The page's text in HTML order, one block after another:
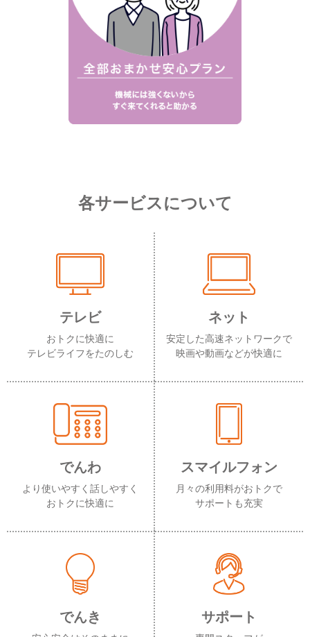
各サービスについて
テレビ
おトクに快適に
テレビライフをたのしむ
ネット
安定した高速ネットワークで
映画や動画などが快適に
でんわ
より使いやすく話しやすく
おトクに快適に
スマイルフォン
月々の利用料がおトクで
サポートも充実
でんき サポート